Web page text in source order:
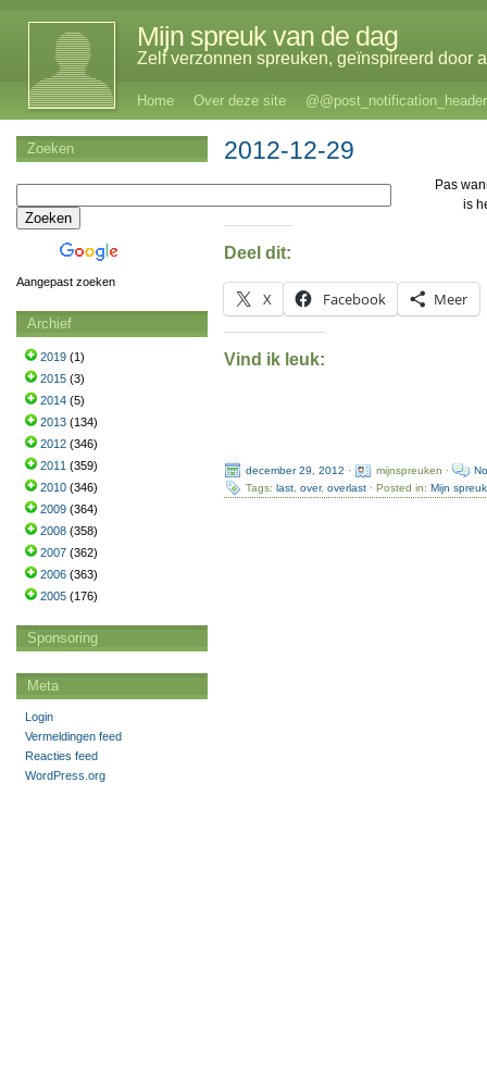
Mijn spreuk van de dag
Zelf verzonnen spreuken, geïnspireerd door
Home Over deze site @@post_notification_header
2012-12-29
Pas
is
Deel dit:
X Facebook Meer
Vind ik leuk:
december 29, 2012 · mijnspreuken ·
Tags: last, over, overlast· Posted in: Mijn
Zoeken
Aangepast zoeken
Archief
2019 (1)
2015 (3)
2014 (5)
2013 (134)
2012 (346)
2011 (359)
2010 (346)
2009 (364)
2008 (358)
2007 (362)
2006 (363)
2005 (176)
Sponsoring
Meta
Login
Vermeldingen feed
Reacties feed
WordPress.org